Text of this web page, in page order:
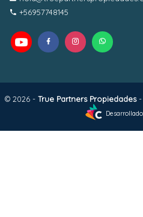
+56957748145
© 2026 - True Partners Propiedades-